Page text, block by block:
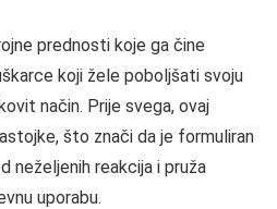
prednosti koje ga čine
koji žele poboljšati svoju
način. Prije svega, ovaj
što znači da je formuliran
neželjenih reakcija i pruža
uporabu.